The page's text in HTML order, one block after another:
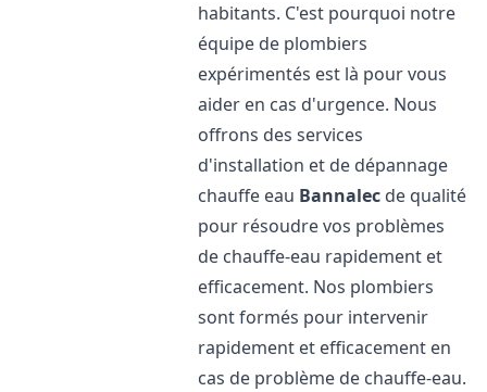
habitants. C'est pourquoi notre
équipe de plombiers
expérimentés est là pour vous
aider en cas d'urgence. Nous
offrons des services
d'installation et de dépannage
chauffe eau Bannalec de qualité
pour résoudre vos problèmes
de chauffe-eau rapidement et
efficacement. Nos plombiers
sont formés pour intervenir
rapidement et efficacement en
cas de problème de chauffe-eau.